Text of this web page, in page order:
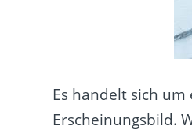
Es handelt sich
Erscheinungsbild.